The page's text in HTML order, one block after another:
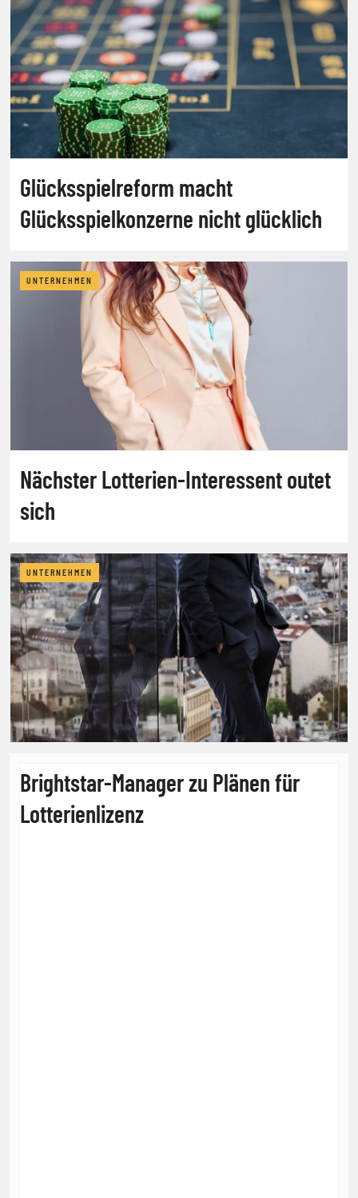
Glücksspielreform macht
Glücksspielkonzerne nicht glücklich
UNTERNEHMEN
Nächster Lotterien-Interessent outet
sich
UNTERNEHMEN
Brightstar-Manager zu Plänen für
Lotterienlizenz